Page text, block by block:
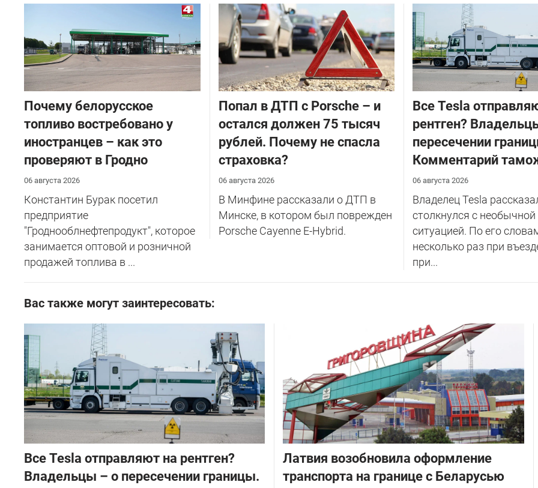
Почему белорусское
топливо востребовано у
иностранцев – как это
проверяют в Гродно
06 августа 2026
Константин Бурак посетил
предприятие
"Гроднооблнефтепродукт", которое
занимается оптовой и розничной
продажей топлива в ...
​Попал в ДТП с Porsche – и
остался должен 75 тысяч
рублей. Почему не спасла
страховка?
06 августа 2026
В Минфине рассказали о ДТП в
Минске, в котором был поврежден
Porsche Cayenne E-Hybrid.
Все Tesla
рентген?
пересечении
Комментарий
06 августа 2026
Владелец Tesla
столкнулся с необычной
ситуацией. По его
несколько раз при
при...
Вас также могут заинтересовать:
Все Tesla отправляют на рентген?
Владельцы – о пересечении границы.
Латвия возобновила оформление
транспорта на границе с Беларусью